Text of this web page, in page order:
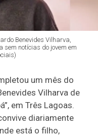
Benevides Vilharva,
sem notícias do jovem em
um mês do
Vilharva de
em Três Lagoas.
diariamente
está o filho,